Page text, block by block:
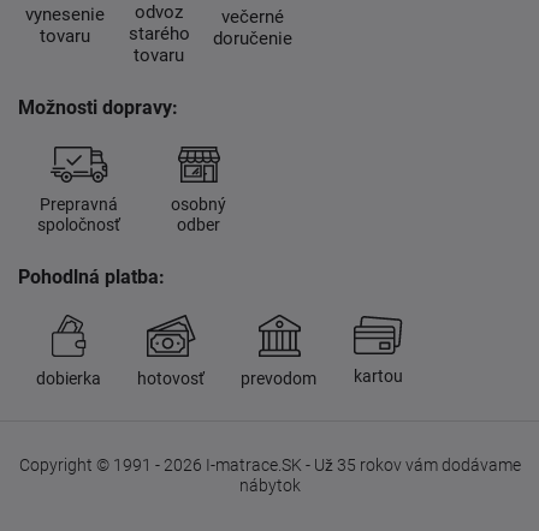
vynesenie
tovaru
odvoz
starého
tovaru
večerné
doručenie
Možnosti dopravy:
Prepravná
spoločnosť
osobný
odber
Pohodlná platba:
dobierka hotovosť prevodom kartou
Copyright © 1991 - 2026 I-matrace.SK - Už 35 rokov vám dodávame
nábytok